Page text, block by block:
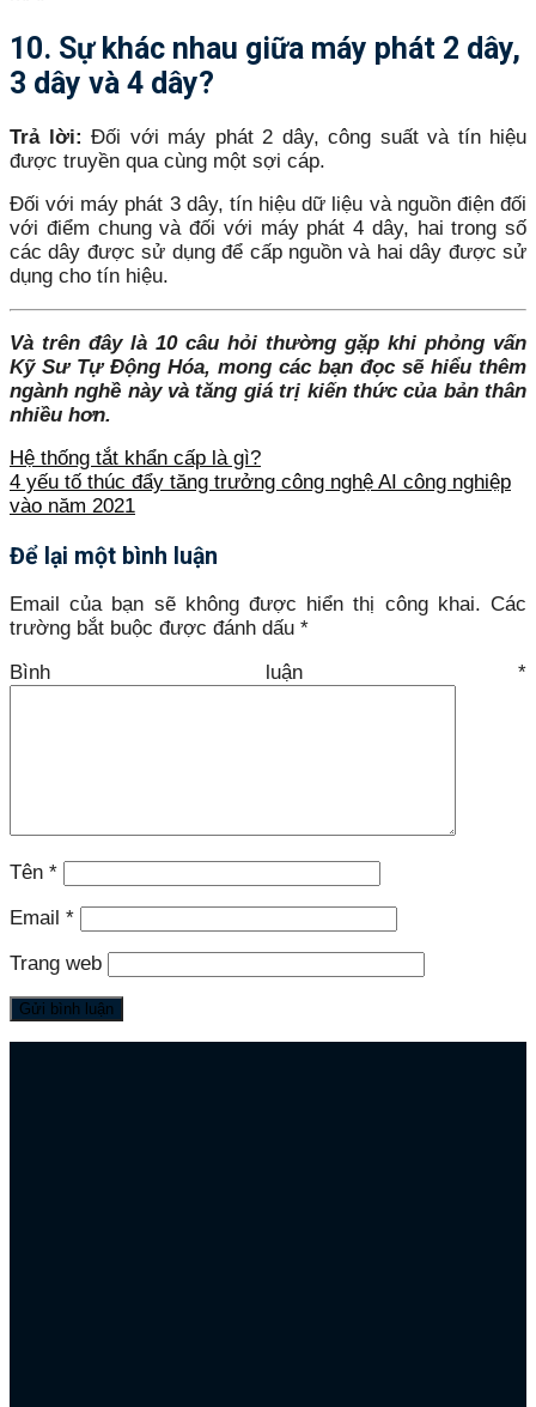
10. Sự khác nhau giữa máy phát 2 dây,
3 dây và 4 dây?
Trả lời: Đối với máy phát 2 dây, công suất và tín hiệu
được truyền qua cùng một sợi cáp.
Đối với máy phát 3 dây, tín hiệu dữ liệu và nguồn điện đối
với điểm chung và đối với máy phát 4 dây, hai trong số
các dây được sử dụng để cấp nguồn và hai dây được sử
dụng cho tín hiệu.
Và trên đây là 10 câu hỏi thường gặp khi phỏng vấn
Kỹ Sư Tự Động Hóa, mong các bạn đọc sẽ hiểu thêm
ngành nghề này và tăng giá trị kiến thức của bản thân
nhiều hơn.
Hệ thống tắt khẩn cấp là gì?
4 yếu tố thúc đẩy tăng trưởng công nghệ AI công nghiệp
vào năm 2021
Để lại một bình luận
Email của bạn sẽ không được hiển thị công khai. Các
trường bắt buộc được đánh dấu *
Bình luận *
Tên *
Email *
Trang web